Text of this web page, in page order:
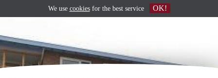
We use cookiesfor the best service OK!